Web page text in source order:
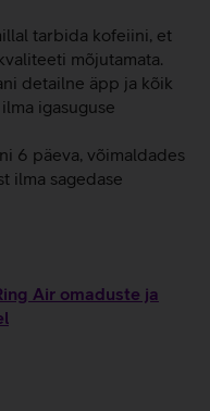
tarbida kofeiini, et
mõjutamata.
detailne äpp ja kõik
igasuguse
6 päeva, võimaldades
ilma sagedase
Air omaduste ja